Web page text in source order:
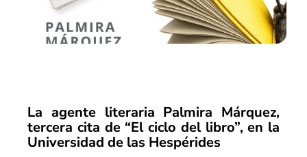
La agente literaria Palmira Márquez,
tercera cita de “El ciclo del libro”, en la
Universidad de las Hespérides